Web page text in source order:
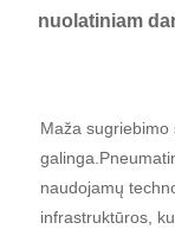
nuolatiniam
Maža
naudojamų
infrastruktūros,